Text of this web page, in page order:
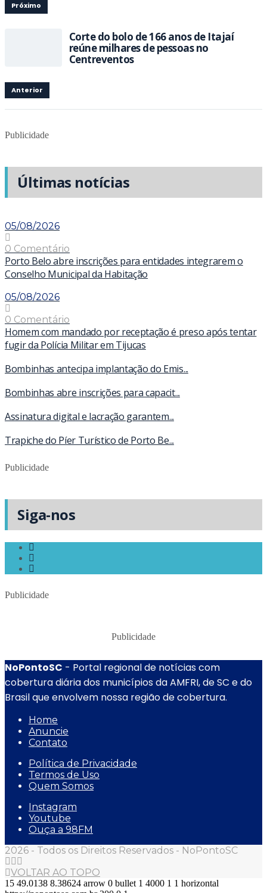
Próximo
Corte do bolo de 166 anos de Itajaí
reúne milhares de pessoas no
Centreventos
Anterior
Publicidade
Últimas notícias
05/08/2026
0 Comentário
Porto Belo abre inscrições para entidades integrarem o
Conselho Municipal da Habitação
05/08/2026
0 Comentário
Homem com mandado por receptação é preso após tentar
fugir da Polícia Militar em Tijucas
Bombinhas antecipa implantação do Emis...
Bombinhas abre inscrições para capacit...
Assinatura digital e lacração garantem...
Trapiche do Píer Turístico de Porto Be...
Publicidade
Siga-nos
Publicidade
Publicidade
NoPontoSC - Portal regional de notícias com
cobertura diária dos municípios da AMFRI, de SC e do
Brasil que envolvem nossa região de cobertura.
Home
Anuncie
Contato
Política de Privacidade
Termos de Uso
Quem Somos
Instagram
Youtube
Ouça a 98FM
2026 - Todos os Direitos Reservados - NoPontoSC
VOLTAR AO TOPO
15 49.0138 8.38624 arrow 0 bullet 1 4000 1 1 horizontal